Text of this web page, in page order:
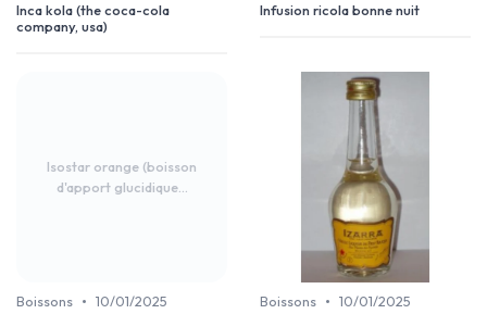
Inca kola (the coca-cola
company, usa)
Infusion ricola bonne nuit
Isostar orange (boisson
d'apport glucidique...
Boissons • 10/01/2025
Boissons • 10/01/2025